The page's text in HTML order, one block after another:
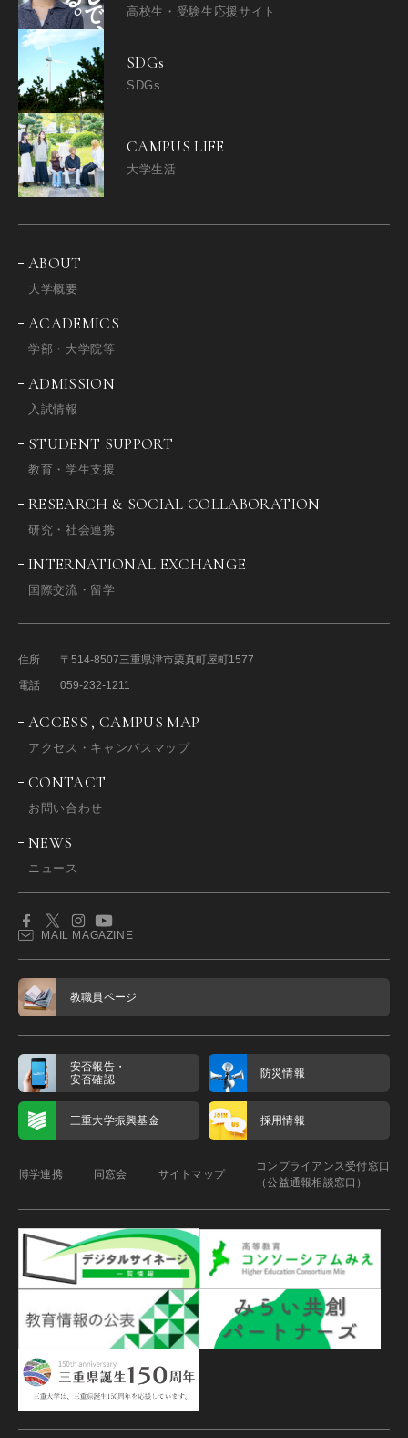
高校生・受験生応援サイト
SDGs
SDGs
CAMPUS LIFE
大学生活
ABOUT
大学概要
ACADEMICS
学部・大学院等
ADMISSION
入試情報
STUDENT SUPPORT
教育・学生支援
RESEARCH & SOCIAL COLLABORATION
研究・社会連携
INTERNATIONAL EXCHANGE
国際交流・留学
住所 〒514-8507三重県津市栗真町屋町1577
電話
059-232-1211
ACCESS , CAMPUS MAP
アクセス・キャンパスマップ
CONTACT
お問い合わせ
NEWS
ニュース
MAIL MAGAZINE
教職員ページ
安否報告・
安否確認
防災情報
三重大学振興基金 採用情報
博学連携 同窓会 サイトマップ
コンプライアンス受付窓口
（公益通報相談窓口）